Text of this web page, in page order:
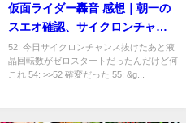
仮面ライダー轟音 感想｜朝一の
スエオ確認、サイクロンチャン
ス中のリーチ信頼度
52: 今日サイクロンチャンス抜けたあと液
晶回転数がゼロスタートだったんだけど何
これ 54: >>52 確変だった 55: &g...